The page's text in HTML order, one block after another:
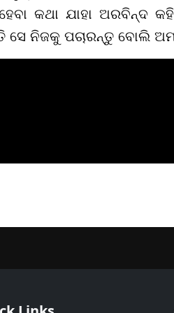
କଥା ଯାହା ଅରବିନ୍ଦ
ସେ ନିଜକୁ ପଚାରନ୍ତୁ ବୋଲି